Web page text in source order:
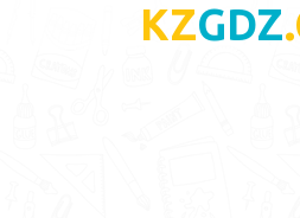
KZGDZ